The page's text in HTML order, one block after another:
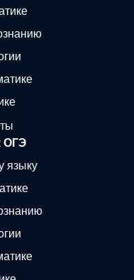
ОГЭ
языку